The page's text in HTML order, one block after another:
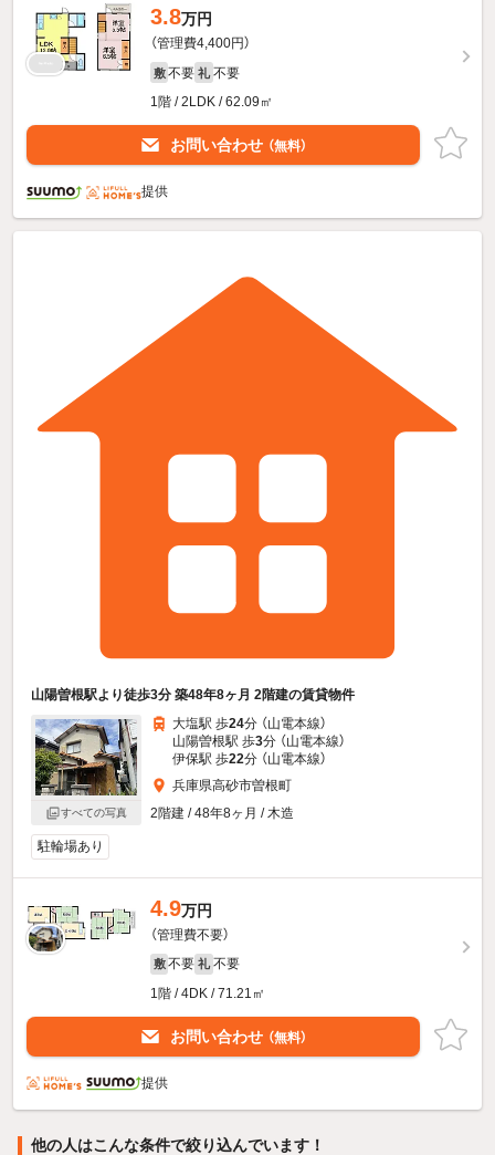
3.8万円
（管理費4,400円）
敷 不要 礼 不要
1階 / 2LDK / 62.09㎡
お問い合わせ （無料）
提供
山陽曽根駅より徒歩3分 築48年8ヶ月 2階建の賃貸物件
すべての写真
大塩駅 歩24分 （山電本線）
山陽曽根駅 歩3分 （山電本線）
伊保駅 歩22分 （山電本線）
兵庫県高砂市曽根町
2階建 / 48年8ヶ月 / 木造
駐輪場あり
4.9万円
（管理費不要）
敷 不要 礼 不要
1階 / 4DK / 71.21㎡
お問い合わせ （無料）
提供
他の人はこんな条件で絞り込んでいます！